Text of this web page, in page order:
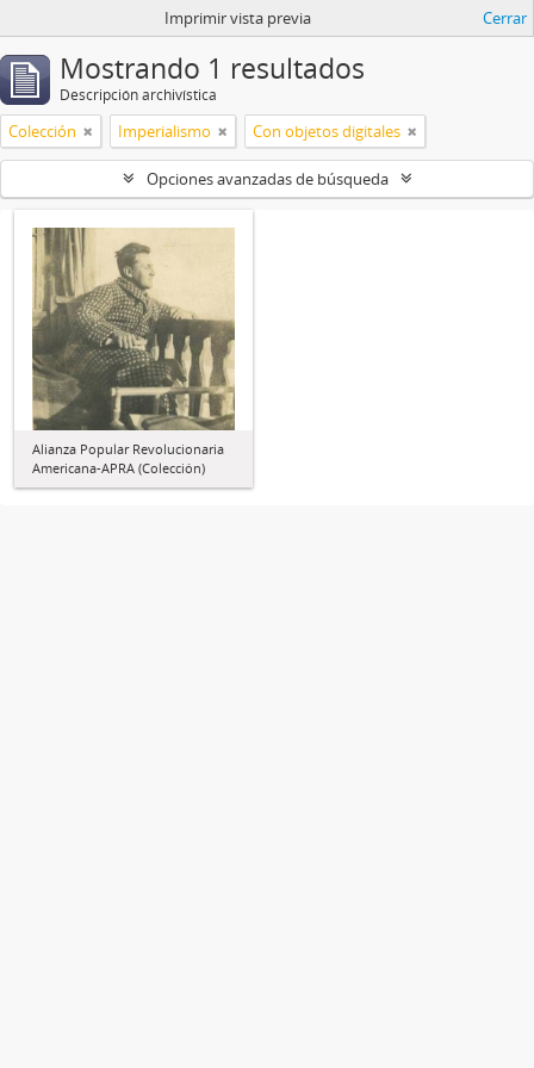
Imprimir vista previa Cerrar
Mostrando 1 resultados
Descripción archivística
Colección Imperialismo Con objetos digitales
Opciones avanzadas de búsqueda
Alianza Popular Revolucionaria
Americana-APRA (Colección)